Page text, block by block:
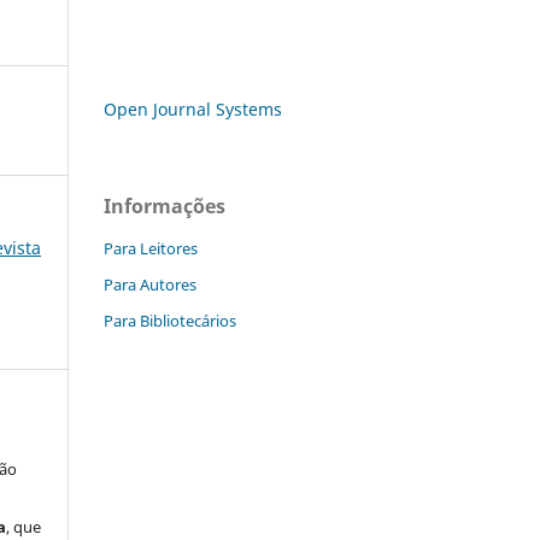
, que
Open Journal Systems
Informações
Para Leitores
Para Autores
Para Bibliotecários